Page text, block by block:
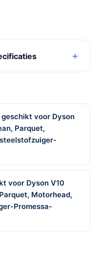
voor Dyson
Parquet,
voor Dyson V10
Motorhead,
Promessa-